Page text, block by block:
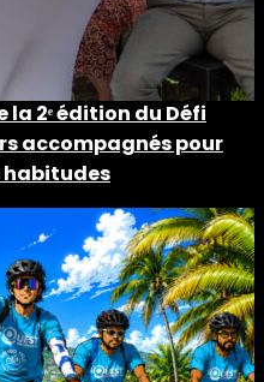
la 2ᵉ édition du Défi
accompagnés pour
habitudes